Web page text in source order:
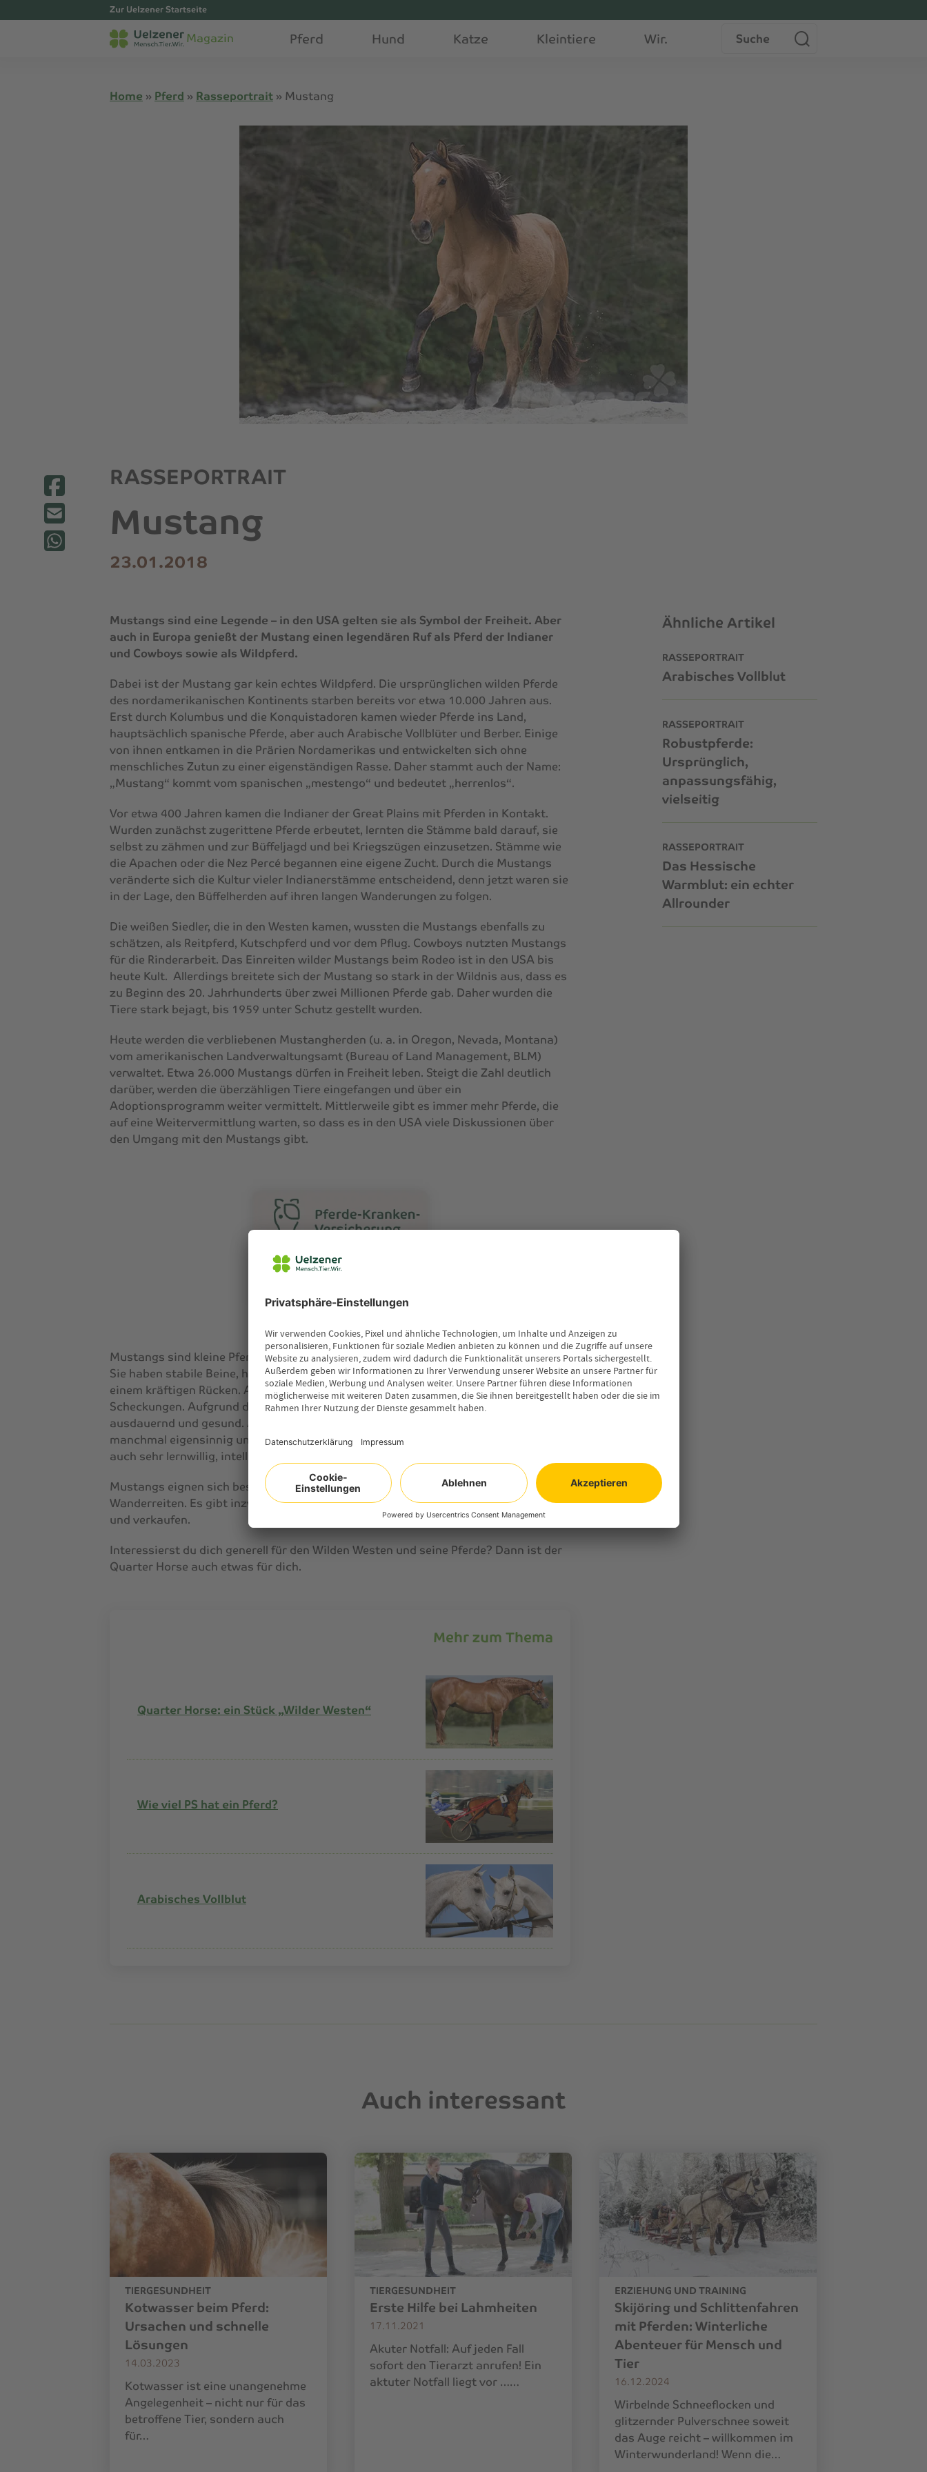
Zur Uelzener Startseite
Magazin Pferd Hund Katze Kleintiere Wir.
Home » Pferd » Rasseportrait » Mustang
RASSEPORTRAIT
Mustang
23.01.2018
Ähnliche Artikel
RASSEPORTRAIT
Arabisches Vollblut
RASSEPORTRAIT
Robustpferde:
Ursprünglich,
anpassungsfähig,
vielseitig
RASSEPORTRAIT
Das Hessische
Warmblut: ein echter
Allrounder
Mustangs sind eine Legende – in den USA gelten sie als Symbol der Freiheit. Aber
auch in Europa genießt der Mustang einen legendären Ruf als Pferd der Indianer
und Cowboys sowie als Wildpferd.
Dabei ist der Mustang gar kein echtes Wildpferd. Die ursprünglichen wilden Pferde
des nordamerikanischen Kontinents starben bereits vor etwa 10.000 Jahren aus.
Erst durch Kolumbus und die Konquistadoren kamen wieder Pferde ins Land,
hauptsächlich spanische Pferde, aber auch Arabische Vollblüter und Berber. Einige
von ihnen entkamen in die Prärien Nordamerikas und entwickelten sich ohne
menschliches Zutun zu einer eigenständigen Rasse. Daher stammt auch der Name:
„Mustang“ kommt vom spanischen „mestengo“ und bedeutet „herrenlos“.
Vor etwa 400 Jahren kamen die Indianer der Great Plains mit Pferden in Kontakt.
Wurden zunächst zugerittene Pferde erbeutet, lernten die Stämme bald darauf, sie
selbst zu zähmen und zur Büffeljagd und bei Kriegszügen einzusetzen. Stämme wie
die Apachen oder die Nez Percé begannen eine eigene Zucht. Durch die Mustangs
veränderte sich die Kultur vieler Indianerstämme entscheidend, denn jetzt waren sie
in der Lage, den Büffelherden auf ihren langen Wanderungen zu folgen.
Die weißen Siedler, die in den Westen kamen, wussten die Mustangs ebenfalls zu
schätzen, als Reitpferd, Kutschpferd und vor dem Pflug. Cowboys nutzten Mustangs
für die Rinderarbeit. Das Einreiten wilder Mustangs beim Rodeo ist in den USA bis
heute Kult. Allerdings breitete sich der Mustang so stark in der Wildnis aus, dass es
zu Beginn des 20. Jahrhunderts über zwei Millionen Pferde gab. Daher wurden die
Tiere stark bejagt, bis 1959 unter Schutz gestellt wurden.
Heute werden die verbliebenen Mustangherden (u. a. in Oregon, Nevada, Montana)
vom amerikanischen Landverwaltungsamt (Bureau of Land Management, BLM)
verwaltet. Etwa 26.000 Mustangs dürfen in Freiheit leben. Steigt die Zahl deutlich
darüber, werden die überzähligen Tiere eingefangen und über ein
Adoptionsprogramm weiter vermittelt. Mittlerweile gibt es immer mehr Pferde, die
auf eine Weitervermittlung warten, so dass es in den USA viele Diskussionen über
den Umgang mit den Mustangs gibt.
Mustangs sind kleine Pferde mit einem Stockmaß etwa zwischen 145 und 160 cm.
Sie haben stabile Beine, harte kleine Hufe, oft einen leicht ramsnasigen Kopf und
einem kräftigen Rücken. Alle Farben kommen vor, einschließlich diverser
Scheckungen. Aufgrund der Entwicklung in der Wildnis sind Mustangs robust, zäh,
ausdauernd und gesund. Allerdings sind sie auch unabhängig, temperamentvoll,
manchmal eigensinnig und oft zurückhaltend gegenüber Menschen. Sie sind aber
auch sehr lernwillig, intelligent und passen sich schnell an den Menschen an.
Mustangs eignen sich besonders als Western- und Distanzpferde und für das
Wanderreiten. Es gibt inzwischen auch Züchter in Europa, die Mustangs züchten
und verkaufen.
Interessierst du dich generell für den Wilden Westen und seine Pferde? Dann ist der
Quarter Horse auch etwas für dich.
Mehr zum Thema
Quarter Horse: ein Stück „Wilder Westen“
Wie viel PS hat ein Pferd?
Arabisches Vollblut
Auch interessant
TIERGESUNDHEIT
Kotwasser beim Pferd:
Ursachen und schnelle
Lösungen
14.03.2023
Kotwasser ist eine unangenehme
Angelegenheit – nicht nur für das
betroffene Tier, sondern auch
für…
TIERGESUNDHEIT
Erste Hilfe bei Lahmheiten
17.11.2021
Akuter Notfall: Auf jeden Fall
sofort den Tierarzt anrufen! Ein
aktuter Notfall liegt vor ……
ERZIEHUNG UND TRAINING
Skijöring und Schlittenfahren
mit Pferden: Winterliche
Abenteuer für Mensch und
Tier
16.12.2024
Wirbelnde Schneeflocken und
glitzernder Pulverschnee soweit
das Auge reicht – willkommen im
Winterwunderland! Wenn die…